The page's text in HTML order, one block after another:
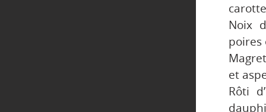
Noix
poires
et
Rôti